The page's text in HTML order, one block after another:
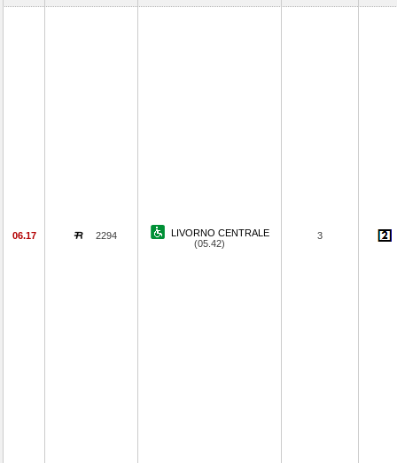
06.17 2294
LIVORNO CENTRALE
(05.42)
3